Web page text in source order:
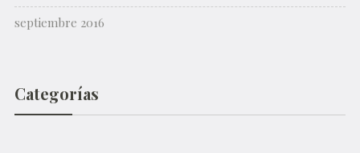
septiembre 2016
Categorías